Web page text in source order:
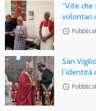
“Vite che
volontari
access_time
San
l’identità
access_time